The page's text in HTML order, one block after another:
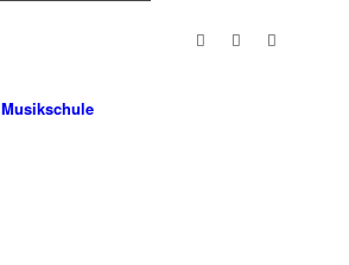
Musikschule